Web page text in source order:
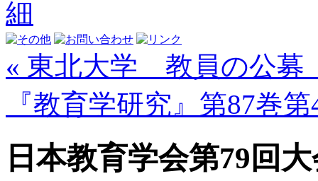
« 東北大学 教員の公募
『教育学研究』第87巻
日本教育学会第79回